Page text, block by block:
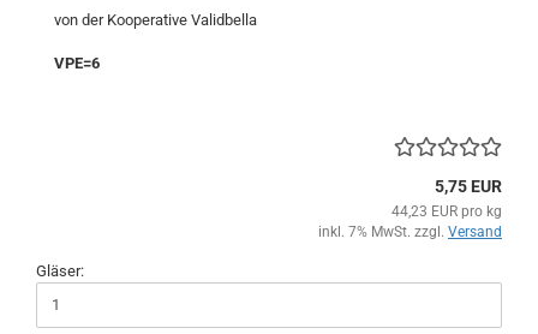
von der Kooperative Validbella
VPE=6
5,75 EUR
44,23 EUR pro kg
inkl. 7% MwSt. zzgl. Versand
Gläser: